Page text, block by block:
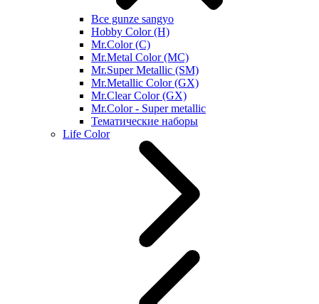
Все gunze sangyo
Hobby Color (H)
Mr.Color (C)
Mr.Metal Color (MC)
Mr.Super Metallic (SM)
Mr.Metallic Color (GX)
Mr.Clear Color (GX)
Mr.Color - Super metallic
Тематические наборы
Life Color